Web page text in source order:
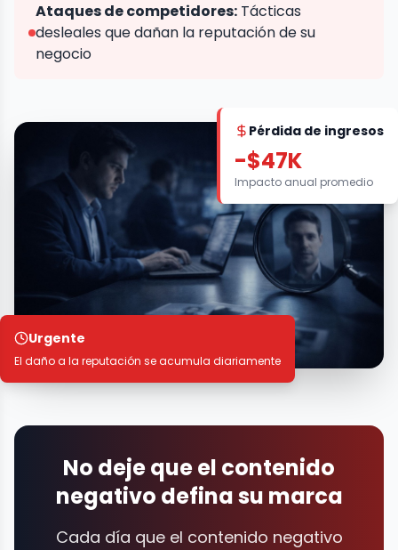
Ataques de competidores: Tácticas
desleales que dañan la reputación de su
negocio
Pérdida de ingresos
-$47K
Impacto anual promedio
Urgente
El daño a la reputación se acumula diariamente
No deje que el contenido
negativo defina su marca
Cada día que el contenido negativo